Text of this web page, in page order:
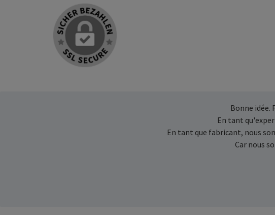
Bonne idée.
En tant
En tant que fabricant, nous
Car nous